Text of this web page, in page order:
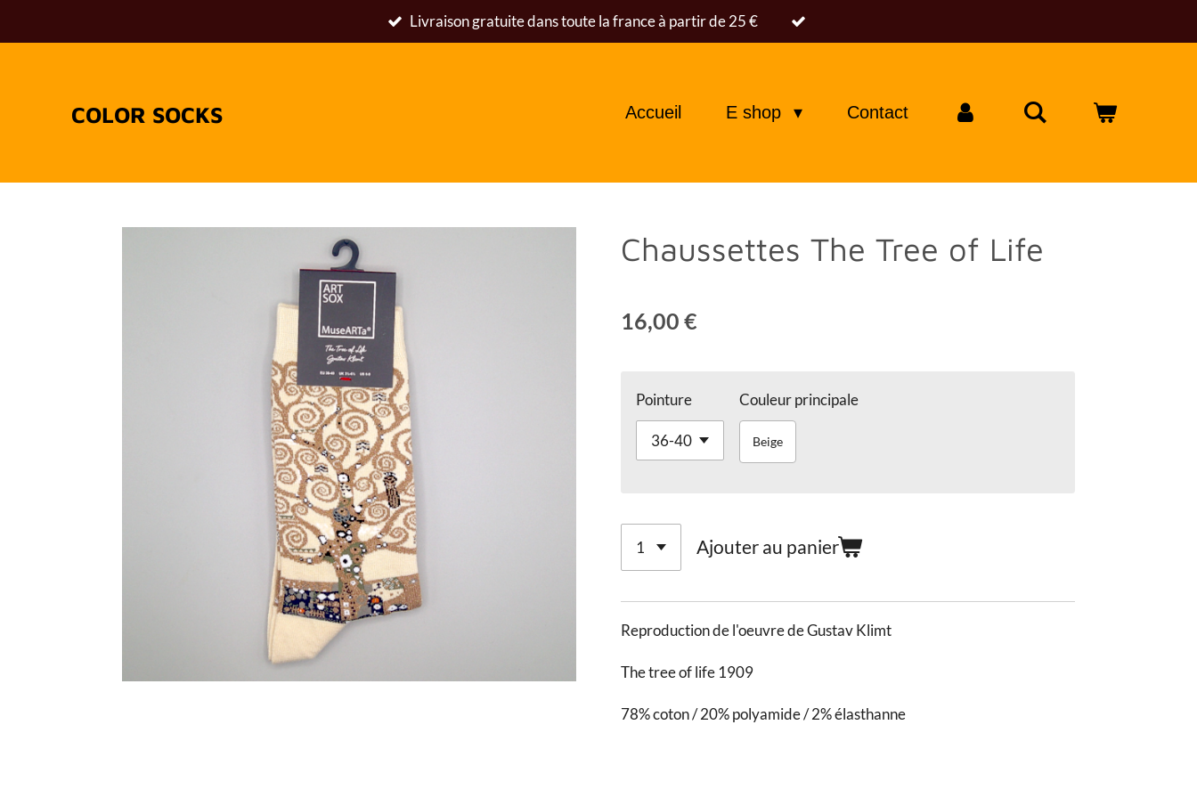
au
Livraison gratuite dans toute la france à partir de 25 €
COLOR SOCKS Accueil E shop Contact
Chaussettes The Tree of Life
16,00 €
Pointure Couleur principale
Beige
Ajouter au panier
Reproduction de l'oeuvre de Gustav Klimt
The tree of life 1909
78% coton / 20% polyamide / 2% élasthanne